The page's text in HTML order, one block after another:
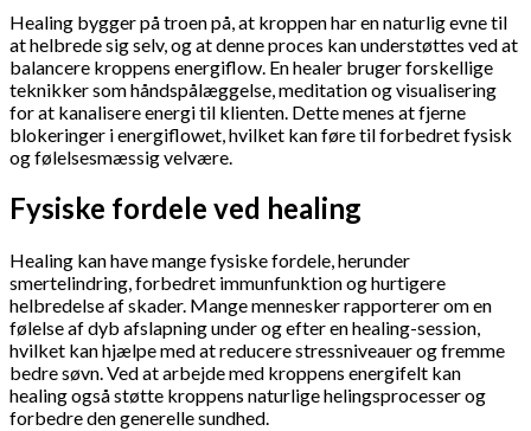
Healing bygger på troen på, at kroppen har en naturlig evne til
at helbrede sig selv, og at denne proces kan understøttes ved at
balancere kroppens energiflow. En healer bruger forskellige
teknikker som håndspålæggelse, meditation og visualisering
for at kanalisere energi til klienten. Dette menes at fjerne
blokeringer i energiflowet, hvilket kan føre til forbedret fysisk
og følelsesmæssig velvære.
Fysiske fordele ved healing
Healing kan have mange fysiske fordele, herunder
smertelindring, forbedret immunfunktion og hurtigere
helbredelse af skader. Mange mennesker rapporterer om en
følelse af dyb afslapning under og efter en healing-session,
hvilket kan hjælpe med at reducere stressniveauer og fremme
bedre søvn. Ved at arbejde med kroppens energifelt kan
healing også støtte kroppens naturlige helingsprocesser og
forbedre den generelle sundhed.